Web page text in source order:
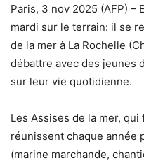
Paris, 3 nov 2025 (AFP) –
mardi sur le terrain: il se
de la mer à La Rochelle
débattre avec des jeunes
sur leur vie quotidienne.
Les Assises de la mer,
réunissent chaque année
(marine marchande,